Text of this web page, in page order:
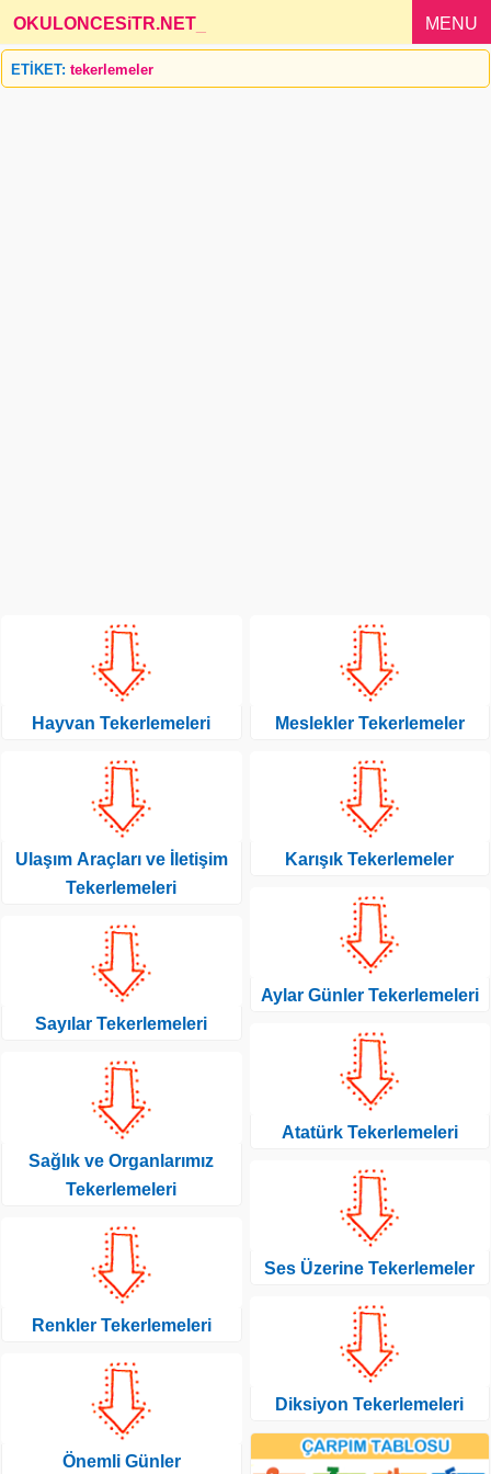
OKULONCESiTR.NET MENU
ETİKET: tekerlemeler
Hayvan Tekerlemeleri
Ulaşım Araçları ve İletişim
Tekerlemeleri
Sayılar Tekerlemeleri
Sağlık ve Organlarımız
Tekerlemeleri
Renkler Tekerlemeleri
Önemli Günler
Meslekler Tekerlemeler
Karışık Tekerlemeler
Aylar Günler Tekerlemeleri
Atatürk Tekerlemeleri
Ses Üzerine Tekerlemeler
Diksiyon Tekerlemeleri